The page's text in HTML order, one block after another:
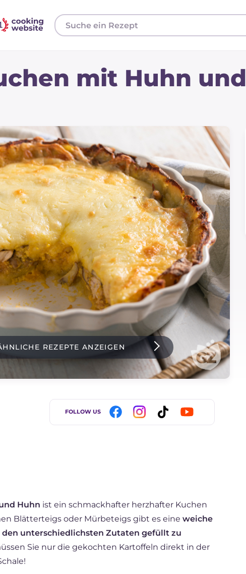
mit Huhn und
REZEPTE ANZEIGEN
FOLLOW US
Huhn ist ein schmackhafter herzhafter Kuchen
Blätterteigs oder Mürbeteigs gibt es eine weiche
unterschiedlichsten Zutaten gefüllt zu
Sie nur die gekochten Kartoffeln direkt in der